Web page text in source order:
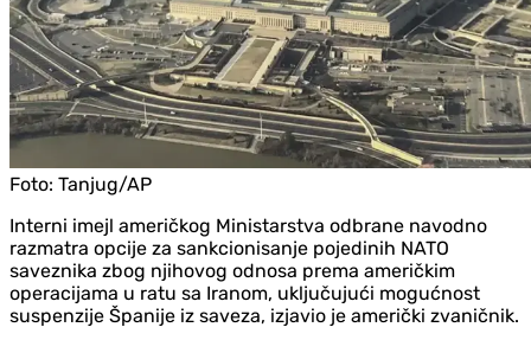
Foto: Tanjug/AP
Interni imejl američkog Ministarstva odbrane navodno
razmatra opcije za sankcionisanje pojedinih NATO
saveznika zbog njihovog odnosa prema američkim
operacijama u ratu sa Iranom, uključujući mogućnost
suspenzije Španije iz saveza, izjavio je američki zvaničnik.